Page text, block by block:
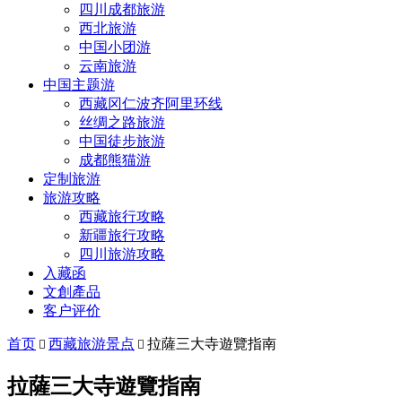
四川成都旅游
西北旅游
中国小团游
云南旅游
中国主题游
西藏冈仁波齐阿里环线
丝绸之路旅游
中国徒步旅游
成都熊猫游
定制旅游
旅游攻略
西藏旅行攻略
新疆旅行攻略
四川旅游攻略
入藏函
文創產品
客户评价
首页  西藏旅游景点  拉薩三大寺遊覽指南
拉薩三大寺遊覽指南